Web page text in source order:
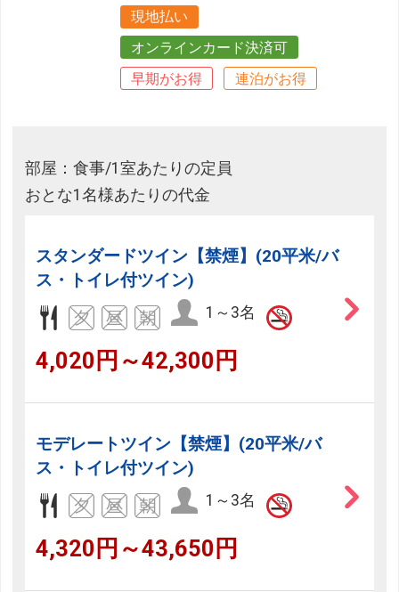
現地払い
オンラインカード決済可
早期がお得
連泊がお得
部屋：食事/1室あたりの定員
おとな1名様あたりの代金
スタンダードツイン【禁煙】(20平米/バ
ス・トイレ付ツイン)
1～3名
4,020円～42,300円
モデレートツイン【禁煙】(20平米/バ
ス・トイレ付ツイン)
1～3名
4,320円～43,650円